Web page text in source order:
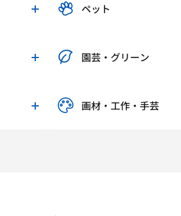
ペット
園芸・グリーン
画材・工作・手芸